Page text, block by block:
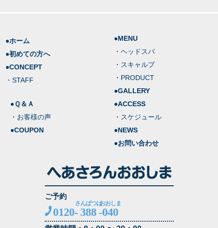
●ホーム
●初めての方へ
●CONCEPT
・STAFF
●MENU
・ヘッドスパ
・スキャルプ
・PRODUCT
●GALLERY
●Ｑ＆Ａ
・お客様の声
●COUPON
●ACCESS
・スケジュール
●NEWS
●お問い合わせ
ご予約
0120- 388
さんぱつは
-040
おおしま